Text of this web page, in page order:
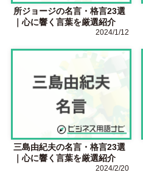
所ジョージの名言・格言23選
｜心に響く言葉を厳選紹介
2024/1/12
三島由紀夫の名言・格言23選
｜心に響く言葉を厳選紹介
2024/2/20